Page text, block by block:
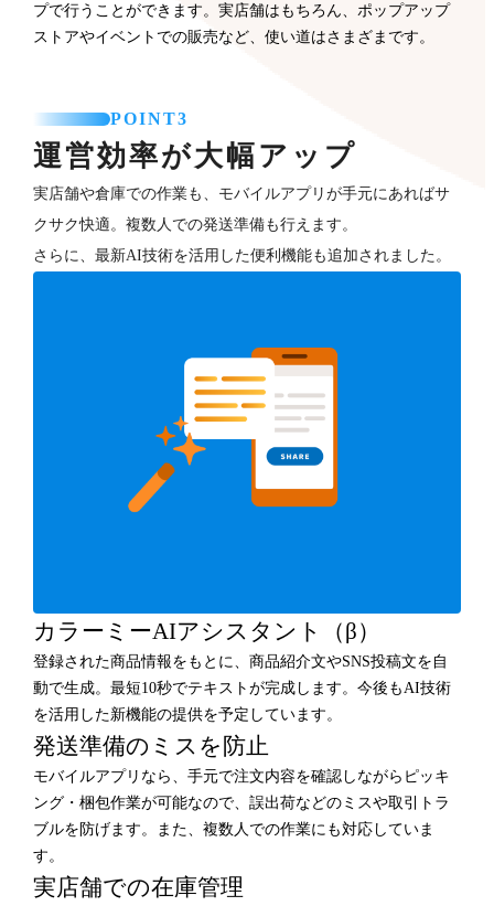
プで行うことができます。実店舗はもちろん、ポップアップ
ストアやイベントでの販売など、使い道はさまざまです。
POINT3
運営効率が大幅アップ
実店舗や倉庫での作業も、モバイルアプリが手元にあればサ
クサク快適。複数人での発送準備も行えます。
さらに、最新AI技術を活用した便利機能も追加されました。
カラーミーAIアシスタント（β）
登録された商品情報をもとに、商品紹介文やSNS投稿文を自
動で生成。最短10秒でテキストが完成します。今後もAI技術
を活用した新機能の提供を予定しています。
発送準備のミスを防止
モバイルアプリなら、手元で注文内容を確認しながらピッキ
ング・梱包作業が可能なので、誤出荷などのミスや取引トラ
ブルを防げます。また、複数人での作業にも対応していま
す。
実店舗での在庫管理